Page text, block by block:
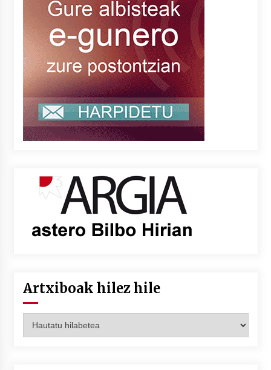
Artxiboak hilez hile
hilez